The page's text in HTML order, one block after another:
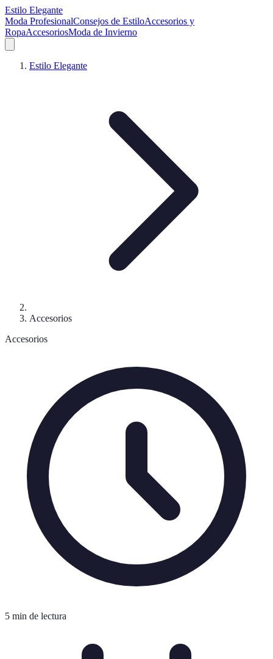
Estilo Elegante
Moda ProfesionalConsejos de EstiloAccesorios y
RopaAccesoriosModa de Invierno
Estilo Elegante
Accesorios
Accesorios
5 min de lectura